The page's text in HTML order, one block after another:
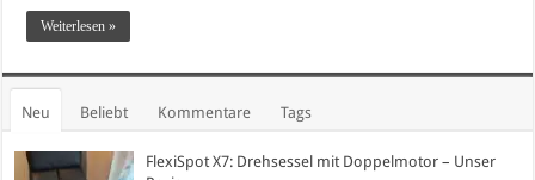
Weiterlesen »
Neu Beliebt Kommentare Tags
FlexiSpot X7: Drehsessel mit Doppelmotor – Unser